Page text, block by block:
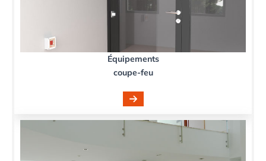
Équipements
coupe-feu